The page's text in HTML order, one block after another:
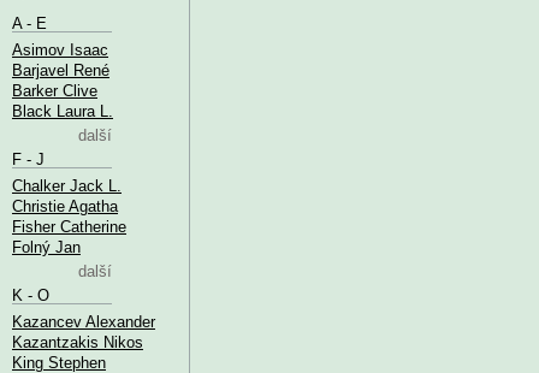
A - E
Asimov Isaac
Barjavel René
Barker Clive
Black Laura L.
další
F - J
Chalker Jack L.
Christie Agatha
Fisher Catherine
Folný Jan
další
K - O
Kazancev Alexander
Kazantzakis Nikos
King Stephen